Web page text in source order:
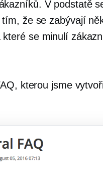
V podstatě
že se zabývají
se minulí
kterou jsme